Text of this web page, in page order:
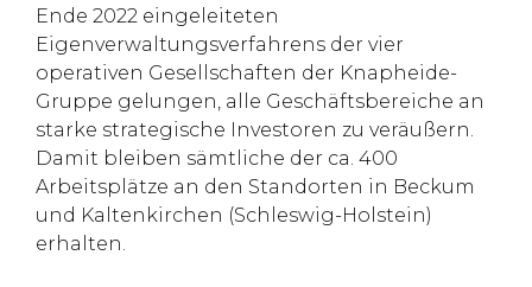
Ende 2022 eingeleiteten
Eigenverwaltungsverfahrens der vier
operativen Gesellschaften der Knapheide-
Gruppe gelungen, alle Geschäftsbereiche an
starke strategische Investoren zu veräußern.
Damit bleiben sämtliche der ca. 400
Arbeitsplätze an den Standorten in Beckum
und Kaltenkirchen (Schleswig-Holstein)
erhalten.